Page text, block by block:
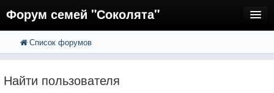
Форум семей "Соколята"
FAQСписок форумов
Найти пользователя